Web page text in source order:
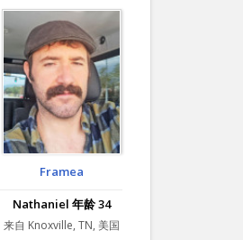
Framea
Nathaniel 年龄 34
来自 Knoxville, TN, 美国